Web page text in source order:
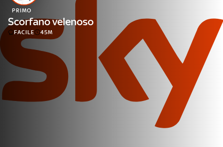
PROGRAMMI SKY
Un mondo di offerte:
SKY.IT
NOW
PRIMO
Scorfano velenoso
FACILE 45M